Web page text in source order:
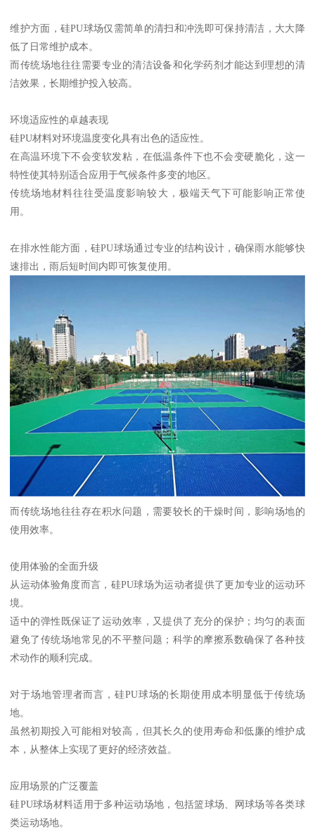
维护方面，硅PU球场仅需简单的清扫和冲洗即可保持清洁，大大降
低了日常维护成本。
而传统场地往往需要专业的清洁设备和化学药剂才能达到理想的清
洁效果，长期维护投入较高。
环境适应性的卓越表现
硅PU材料对环境温度变化具有出色的适应性。
在高温环境下不会变软发粘，在低温条件下也不会变硬脆化，这一
特性使其特别适合应用于气候条件多变的地区。
传统场地材料往往受温度影响较大，极端天气下可能影响正常使
用。
在排水性能方面，硅PU球场通过专业的结构设计，确保雨水能够快
速排出，雨后短时间内即可恢复使用。
而传统场地往往存在积水问题，需要较长的干燥时间，影响场地的
使用效率。
使用体验的全面升级
从运动体验角度而言，硅PU球场为运动者提供了更加专业的运动环
境。
适中的弹性既保证了运动效率，又提供了充分的保护；均匀的表面
避免了传统场地常见的不平整问题；科学的摩擦系数确保了各种技
术动作的顺利完成。
对于场地管理者而言，硅PU球场的长期使用成本明显低于传统场
地。
虽然初期投入可能相对较高，但其长久的使用寿命和低廉的维护成
本，从整体上实现了更好的经济效益。
应用场景的广泛覆盖
硅PU球场材料适用于多种运动场地，包括篮球场、网球场等各类球
类运动场地。